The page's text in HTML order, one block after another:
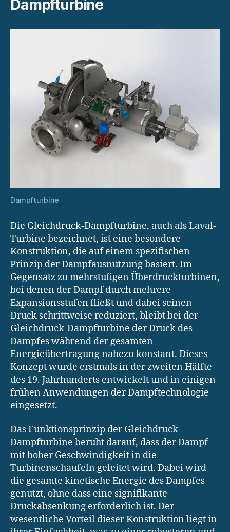
Dampfturbine
Dampfturbine
Die Gleichdruck-Dampfturbine, auch als Laval-
Turbine bezeichnet, ist eine besondere
Konstruktion, die auf einem spezifischen
Prinzip der Dampfausnutzung basiert. Im
Gegensatz zu mehrstufigen Überdruckturbinen,
bei denen der Dampf durch mehrere
Expansionsstufen fließt und dabei seinen
Druck schrittweise reduziert, bleibt bei der
Gleichdruck-Dampfturbine der Druck des
Dampfes während der gesamten
Energieübertragung nahezu konstant. Dieses
Konzept wurde erstmals in der zweiten Hälfte
des 19. Jahrhunderts entwickelt und in einigen
frühen Anwendungen der Dampftechnologie
eingesetzt.
Das Funktionsprinzip der Gleichdruck-
Dampfturbine beruht darauf, dass der Dampf
mit hoher Geschwindigkeit in die
Turbinenschaufeln geleitet wird. Dabei wird
die gesamte kinetische Energie des Dampfes
genutzt, ohne dass eine signifikante
Druckabsenkung erforderlich ist. Der
wesentliche Vorteil dieser Konstruktion liegt in